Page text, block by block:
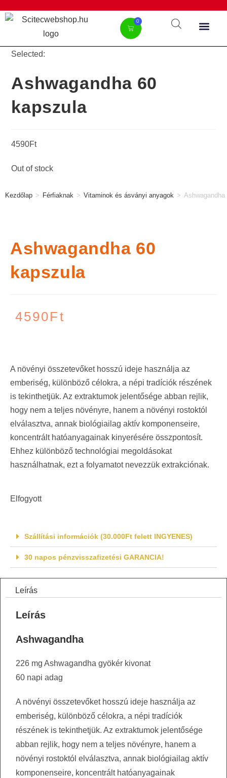
0
Selected:
Ashwagandha 60
kapszula
4590Ft
Out of stock
Kezdőlap > Férfiaknak > Vitaminok és ásványi anyagok >
Ashwagandha 60
kapszula
4590Ft
A növényi összetevőket hosszú ideje használja az
emberiség, különböző célokra, a népi tradíciók részének
is tekinthetjük. Az extraktumok jelentősége abban rejlik,
hogy nem a teljes növényre, hanem a növényi rostoktól
elválasztva, annak biológiailag aktív komponenseire,
koncentrált hatóanyagainak kinyerésére összpontosít.
Ehhez különböző technológiai megoldásokat
használhatnak, ezt a folyamatot nevezzük extrakciónak.
Elfogyott
Szállítási információk (30.000Ft felett INGYENES)
30 napos pénzvisszafizetési GARANCIA!
Leírás
Leírás
Ashwagandha
226 mg Ashwagandha gyökér kivonat
60 napi adag
A növényi összetevőket hosszú ideje használja az
emberiség, különböző célokra, a népi tradíciók
részének is tekinthetjük. Az extraktumok jelentősége
abban rejlik, hogy nem a teljes növényre, hanem a
növényi rostoktól elválasztva, annak biológiailag aktív
komponenseire, koncentrált hatóanyagainak